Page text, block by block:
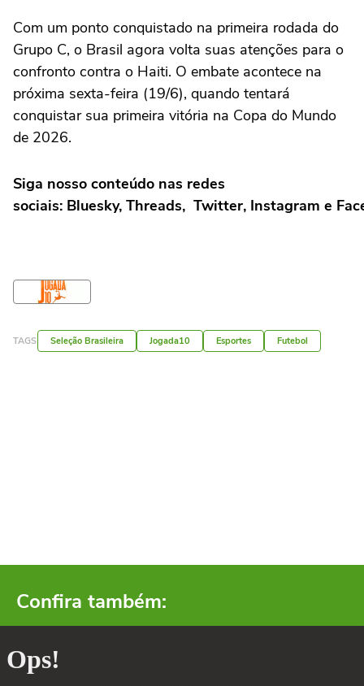
Com um ponto conquistado na primeira rodada do
Grupo C, o Brasil agora volta suas atenções para o
confronto contra o Haiti. O embate acontece na
próxima sexta-feira (19/6), quando tentará
conquistar sua primeira vitória na Copa do Mundo
de 2026.
Siga nosso conteúdo nas redes
sociais: Bluesky, Threads, Twitter, Instagram e
TAGS Seleção Brasileira Jogada10 Esportes Futebol
Confira também: